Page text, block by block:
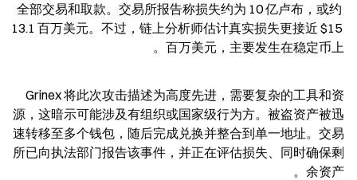
全部交易和取款。交易所报告称损失约为 10 亿卢布，或约
13.1 百万美元。不过，链上分析师估计真实损失更接近 $15
百万美元，主要发生在稳定币上。
Grinex 将此次攻击描述为高度先进，需要复杂的工具和资
源，这暗示可能涉及有组织或国家级行为方。被盗资产被迅
速转移至多个钱包，随后完成兑换并整合到单一地址。交易
所已向执法部门报告该事件，并正在评估损失、同时确保剩
余资产。